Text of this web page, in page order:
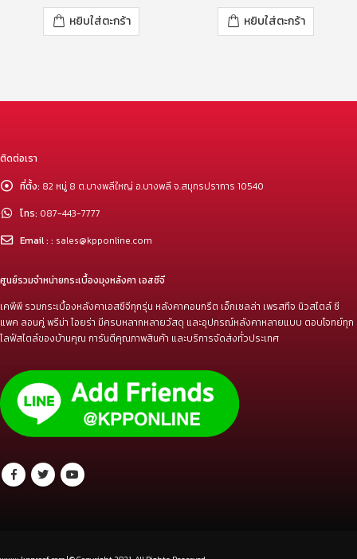
หยิบใส่ตะกร้า หยิบใส่ตะกร้า
ติดต่อเรา
ที่ตั้ง: 82 หมู่ 8 ต.บางพลีใหญ่ อ.บางพลี จ.สมุทรปราการ 10540
โทร: 087-443-7777
Email : : sales@kpponline.com
ศูนย์รวมจำหน่ายกระเบื้องมุงหลังคา เอสซีจี
เคพีพี รวมกระเบื้องหลังคาเอสซีจีทุกรุ่น หลังคาคอนกรีต เอ็กเซลล่า เพรสทีจ นิวสไตล์ ซี
แพค ลอนคู่ พรีม่า ไอยร่า มีครบหลากหลายวัสดุ และอุปกรณ์หลังคาหลายแบบ ตอบโจทย์ทุก
ไลฟ์สไตล์ของบ้านคุณ การันตีคุณภาพสินค้า และบริการจัดส่งทั่วประเทศ